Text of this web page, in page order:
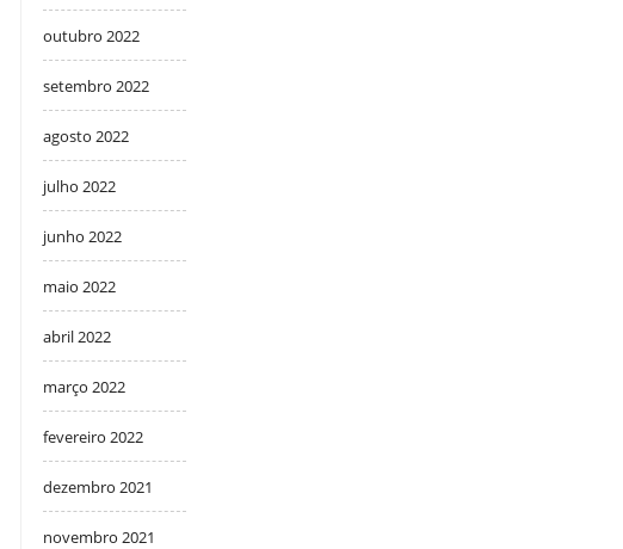
outubro 2022
setembro 2022
agosto 2022
julho 2022
junho 2022
maio 2022
abril 2022
março 2022
fevereiro 2022
dezembro 2021
novembro 2021